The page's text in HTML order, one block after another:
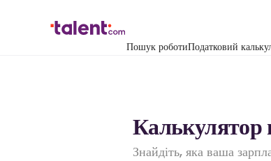
Пошук роботиПодатковий
Калькулятор
Знайдіть, яка ваша